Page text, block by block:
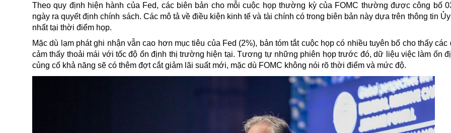
Theo quy định hiện hành của Fed, các biên bản cho mỗi cuộc họp thường kỳ của FOMC thường được công bố
ngày ra quyết định chính sách. Các mô tả về điều kiện kinh tế và tài chính có trong biên bản này dựa trên thông tin
nhất tại thời điểm họp.
Mặc dù lạm phát ghi nhận vẫn cao hơn mục tiêu của Fed (2%), bản tóm tắt cuộc họp có nhiều tuyên bố cho thấy các
cảm thấy thoải mái với tốc độ ổn định thị trường hiện tại. Tương tự những phiên họp trước đó, dữ liệu việc làm ổn
củng cố khả năng sẽ có thêm đợt cắt giảm lãi suất mới, mặc dù FOMC không nói rõ thời điểm và mức độ.